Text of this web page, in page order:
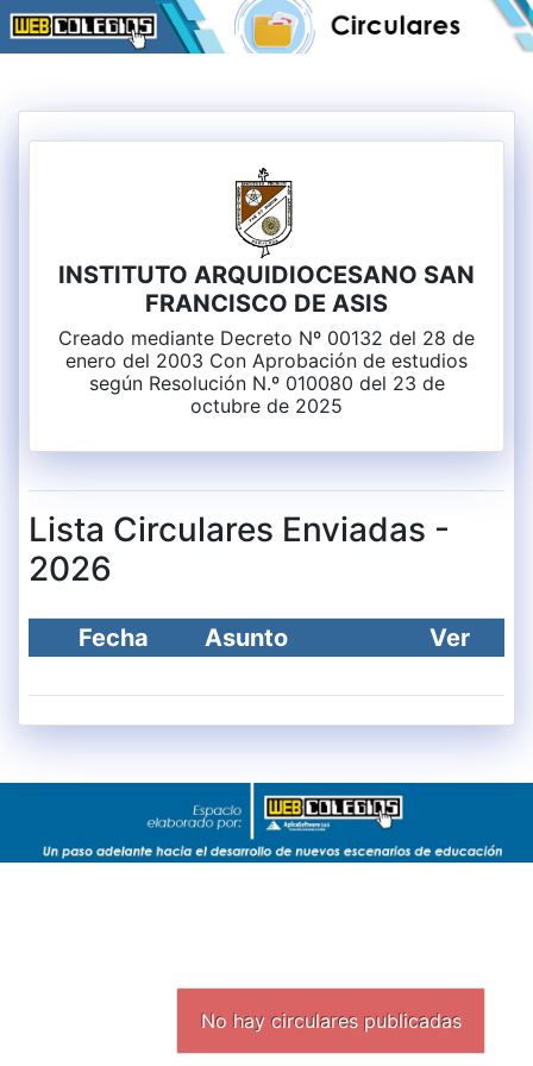
INSTITUTO ARQUIDIOCESANO SAN
FRANCISCO DE ASIS
Creado mediante Decreto Nº 00132 del 28 de
enero del 2003 Con Aprobación de estudios
según Resolución N.º 010080 del 23 de
octubre de 2025
Lista Circulares Enviadas -
2026
Fecha Asunto Ver
No hay circulares publicadas